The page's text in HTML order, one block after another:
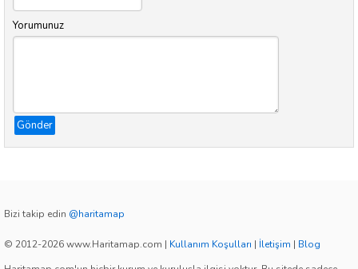
Yorumunuz
Gönder
Bizi takip edin @haritamap
© 2012-2026 www.Haritamap.com | Kullanım Koşulları | İletişim | Blog